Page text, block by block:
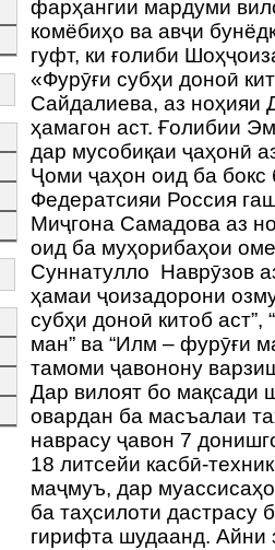
фарҳангии мардуми
комёбиҳо ва авҷи
гуфт, ки ғолиби
«Фурӯғи субҳи доноӣ
Сайдалиева, аз ноҳияи
ҳамагон аст. Ғолибии
дар мусобиқаи ҷаҳонӣ
Ҷоми ҷаҳон оид ба бокс
Федератсияи Россия
Миҷгона Самадова аз
оид ба муҳорибаҳои
Суннатулло Наврӯзов
ҳамаи ҷоизадорони
субҳи доноӣ китоб аст”,
ман” ва “Илм – фурӯғи
тамоми ҷавонону
Дар вилоят бо мақсади
овардан ба масъалаи
наврасу ҷавон 7
18 литсейи касбӣ-
маҷмуъ, дар
ба таҳсилоти
гирифта шудаанд. Айни